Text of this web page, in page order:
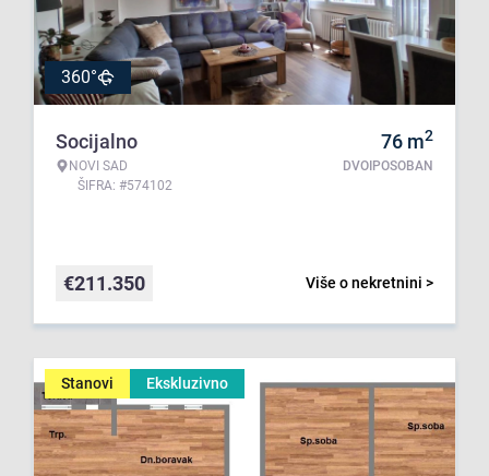
360°
Socijalno
NOVI SAD
ŠIFRA: #574102
76 m2
DVOIPOSOBAN
Više o nekretnini >
€211.350
Stanovi Ekskluzivno